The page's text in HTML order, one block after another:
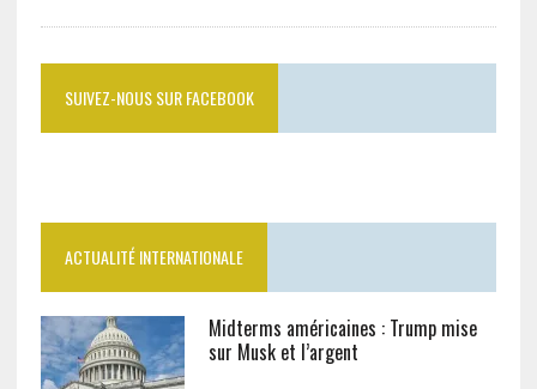
SUIVEZ-NOUS SUR FACEBOOK
ACTUALITÉ INTERNATIONALE
Midterms américaines : Trump mise
sur Musk et l’argent